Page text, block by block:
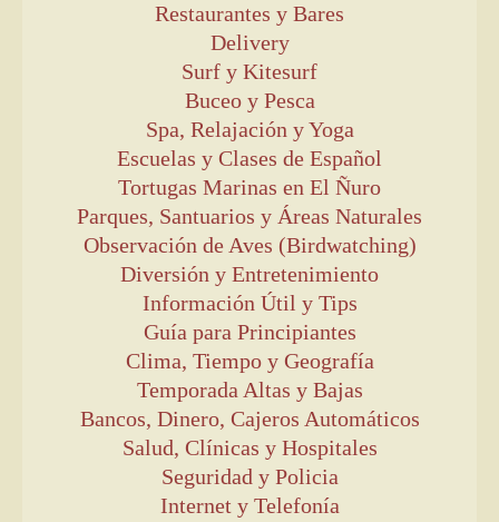
Restaurantes y Bares
Delivery
Surf y Kitesurf
Buceo y Pesca
Spa, Relajación y Yoga
Escuelas y Clases de Español
Tortugas Marinas en El Ñuro
Parques, Santuarios y Áreas Naturales
Observación de Aves (Birdwatching)
Diversión y Entretenimiento
Información Útil y Tips
Guía para Principiantes
Clima, Tiempo y Geografía
Temporada Altas y Bajas
Bancos, Dinero, Cajeros Automáticos
Salud, Clínicas y Hospitales
Seguridad y Policia
Internet y Telefonía